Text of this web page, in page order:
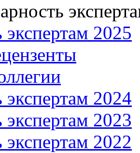
экспертам 2025
экспертам 2024
экспертам 2023
экспертам 2022